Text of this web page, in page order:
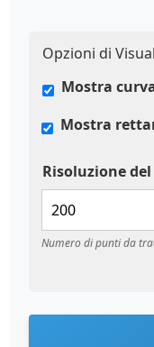
Opzioni di
Mostra
Mostra
Risoluzione
Numero di punti da